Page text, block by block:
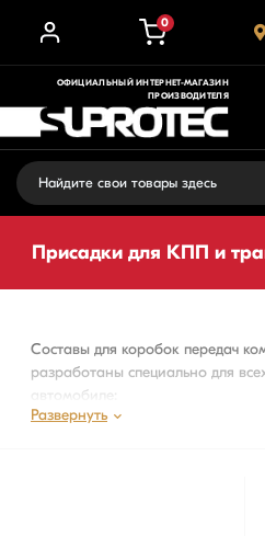
0
ОФИЦИАЛЬНЫЙ ИНТЕРНЕТ-МАГАЗИН
ПРОИЗВОДИТЕЛЯ
Присадки для КПП и
Составы для коробок передач
разработаны специально для
автомобиле:
Развернуть